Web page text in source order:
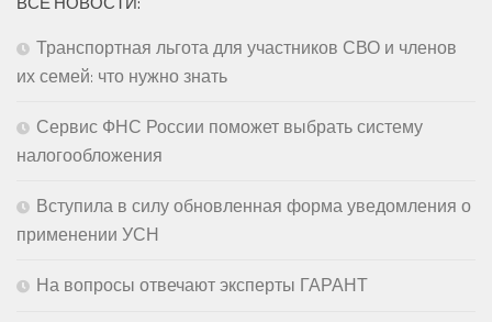
Транспортная льгота для участников СВО и членов
их семей: что нужно знать
Сервис ФНС России поможет выбрать систему
налогообложения
Вступила в силу обновленная форма уведомления о
применении УСН
На вопросы отвечают эксперты ГАРАНТ